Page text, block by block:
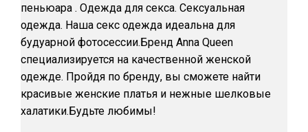
пеньюара . Одежда для секса. Сексуальная
одежда. Наша секс одежда идеальна для
будуарной фотосессии.Бренд Anna Queen
специализируется на качественной женской
одежде. Пройдя по бренду, вы сможете найти
красивые женские платья и нежные шелковые
халатики.Будьте любимы!